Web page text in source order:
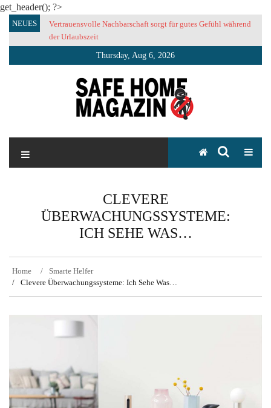
get_header(); ?>
SkipNEUES
Vertrauensvolle Nachbarschaft sorgt für gutes Gefühl während
der Urlaubszeit
Thursday, Aug 6, 2026
SAFE HOME Magazin
CLEVERE
ÜBERWACHUNGSSYSTEME:
ICH SEHE WAS…
Home
Smarte Helfer
Clevere Überwachungssysteme: Ich Sehe Was…